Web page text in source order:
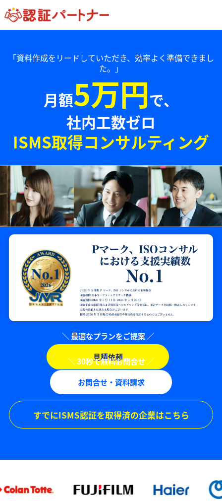
「資料作成をリードしていただき、効率よく準備できまし
た。」
月額5万円で、
社内工数ゼロ
ISMS取得コンサルティング
見積依頼
お問合せ・資料請求
すでにISMS認証を取得済の企業はこちら